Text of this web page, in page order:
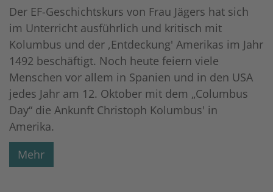
Der EF-Geschichtskurs von Frau Jägers hat sich
im Unterricht ausführlich und kritisch mit
Kolumbus und der ,Entdeckung' Amerikas im Jahr
1492 beschäftigt. Noch heute feiern viele
Menschen vor allem in Spanien und in den USA
jedes Jahr am 12. Oktober mit dem „Columbus
Day“ die Ankunft Christoph Kolumbus' in
Amerika.
Mehr